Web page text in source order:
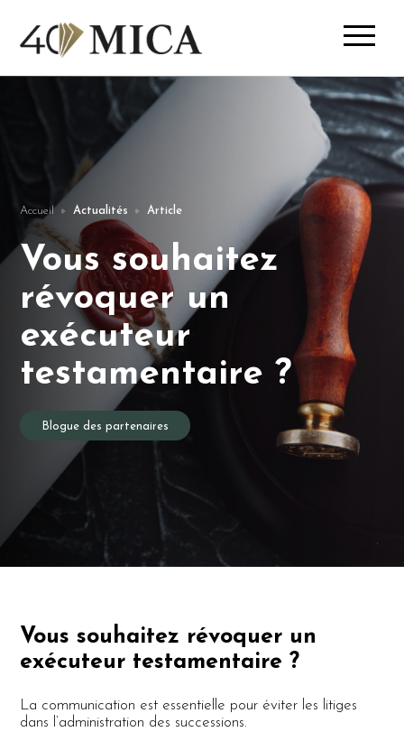
Accueil Actualités Article
Vous souhaitez
révoquer un
exécuteur
testamentaire ?
Blogue des partenaires
Vous souhaitez révoquer un
exécuteur testamentaire ?
La communication est essentielle pour éviter les litiges
dans l’administration des successions.